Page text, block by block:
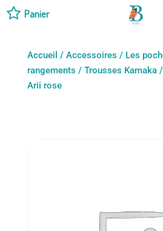
Accueil / Accessoires / Les
rangements / Trousses Kamaka/
Arii rose
Panier